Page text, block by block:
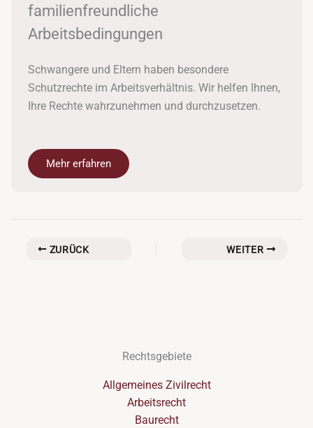
familienfreundliche
Arbeitsbedingungen
Schwangere und Eltern haben besondere
Schutzrechte im Arbeitsverhältnis. Wir helfen Ihnen,
Ihre Rechte wahrzunehmen und durchzusetzen.
Mehr erfahren
ZURÜCK WEITER
Rechtsgebiete
Allgemeines Zivilrecht
Arbeitsrecht
Baurecht